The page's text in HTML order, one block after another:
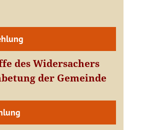
des Widersachers
der Gemeinde